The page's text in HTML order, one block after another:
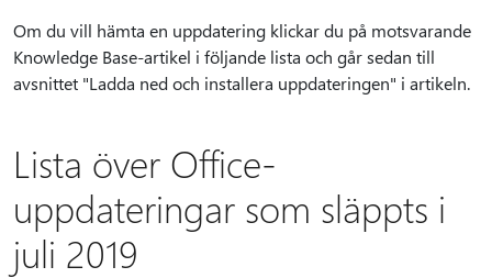
Om du vill hämta en uppdatering klickar du på motsvarande
Knowledge Base-artikel i följande lista och går sedan till
avsnittet "Ladda ned och installera uppdateringen" i artikeln.
Lista över Office-
uppdateringar som släppts i
juli 2019